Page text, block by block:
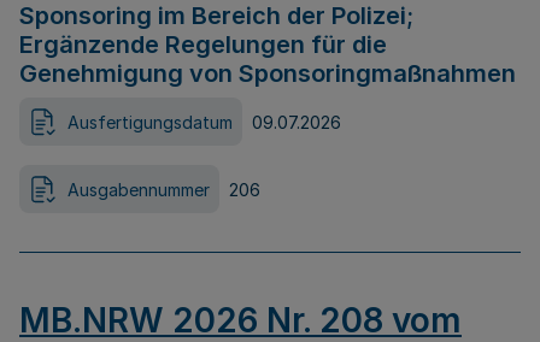
Sponsoring im Bereich der Polizei;
Ergänzende Regelungen für die
Genehmigung von Sponsoringmaßnahmen
Ausfertigungsdatum 09.07.2026
Ausgabennummer 206
MB.NRW 2026 Nr. 208 vom